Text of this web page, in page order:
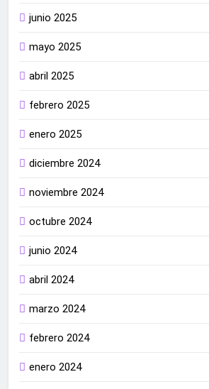
junio 2025
mayo 2025
abril 2025
febrero 2025
enero 2025
diciembre 2024
noviembre 2024
octubre 2024
junio 2024
abril 2024
marzo 2024
febrero 2024
enero 2024